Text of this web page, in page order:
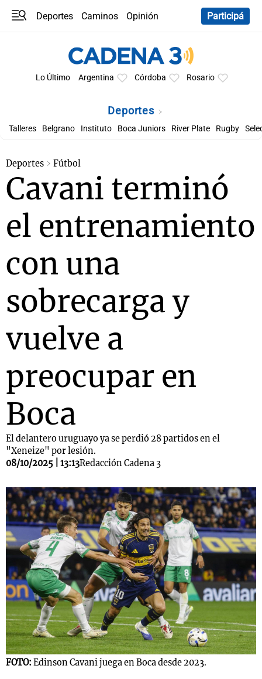
Deportes Caminos
Opinión
Participá
Lo Último Argentina Córdoba Rosario
Deportes
Talleres Belgrano Instituto Boca Juniors River Plate Rugby
Deportes Fútbol
Cavani terminó
el entrenamiento
con una
sobrecarga y
vuelve a
preocupar en
Boca
El delantero uruguayo ya se perdió 28 partidos en el
"Xeneize" por lesión.
08/10/2025 | 13:13Redacción Cadena 3
FOTO: Edinson Cavani juega en Boca desde 2023.
Notas
Mundial 2026
Notas
La Sole en
Cadena 3